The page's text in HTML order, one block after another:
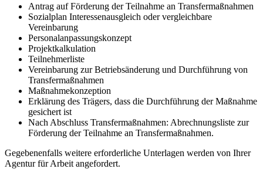
Antrag auf Förderung der Teilnahme an Transfermaßnahmen
Sozialplan Interessenausgleich oder vergleichbare
Vereinbarung
Personalanpassungskonzept
Projektkalkulation
Teilnehmerliste
Vereinbarung zur Betriebsänderung und Durchführung von
Transfermaßnahmen
Maßnahmekonzeption
Erklärung des Trägers, dass die Durchführung der Maßnahme
gesichert ist
Nach Abschluss Transfermaßnahmen: Abrechnungsliste zur
Förderung der Teilnahme an Transfermaßnahmen.
Gegebenenfalls weitere erforderliche Unterlagen werden von Ihrer
Agentur für Arbeit angefordert.